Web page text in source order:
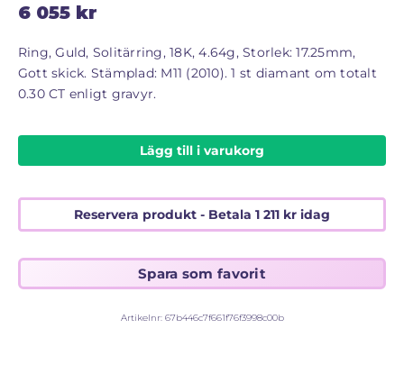
Vill du sälja? – Till Pantbanken
ALLMÄNNA VILLKOR
STORLEKSGUIDE FÖR RINGAR
SÅ FUNGERAR KÖP MED PANTLÅN
6 055 kr
Ring, Guld, Solitärring, 18K, 4.64g, Storlek: 17.25mm,
Gott skick. Stämplad: M11 (2010). 1 st diamant om totalt
0.30 CT enligt gravyr.
Lägg till i varukorg
Reservera produkt - Betala 1 211 kr idag
Artikelnr: 67b446c7f661f76f3998c00b